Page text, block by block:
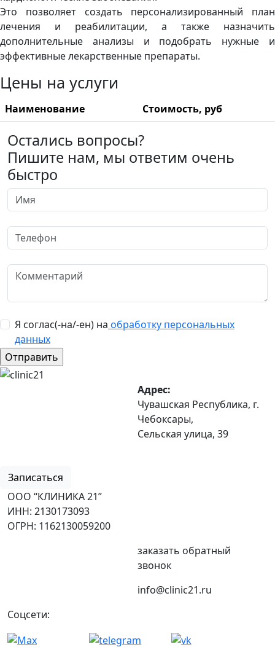
Это позволяет создать персонализированный план
лечения и реабилитации, а также назначить
дополнительные анализы и подобрать нужные и
эффективные лекарственные препараты.
Цены на услуги
Наименование Стоимость, руб
Остались вопросы?
Пишите нам, мы ответим очень
быстро
Я соглас(-на/-ен) на обработку персональных
данных
Адрес:
Чувашская Республика, г.
Чебоксары,
Сельская улица, 39
Записаться
ООО “КЛИНИКА 21”
ИНН: 2130173093
ОГРН: 1162130059200
заказать обратный
звонок
info@clinic21.ru
Соцсети: